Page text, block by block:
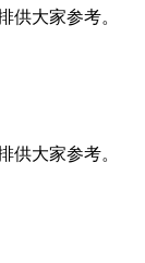
供大家参考。
供大家参考。